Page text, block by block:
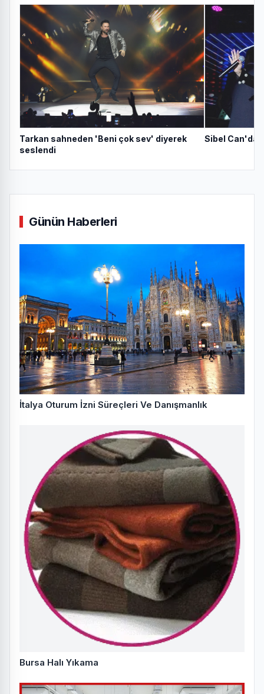
Tarkan sahneden 'Beni çok sev' diyerek
seslendi
Sibel
Günün Haberleri
İtalya Oturum İzni Süreçleri Ve Danışmanlık
Bursa Halı Yıkama